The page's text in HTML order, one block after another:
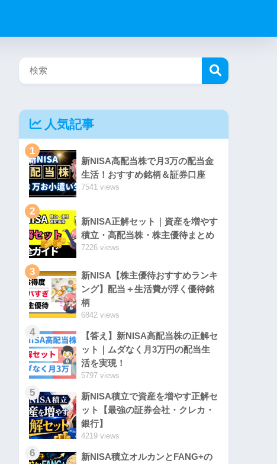
人気記事
1
新NISA高配当株で月3万の配当金
生活！おすすめ銘柄＆証券口座
7541 views
2
新NISA正解セット｜資産を増やす
積立・高配当株・株主優待まとめ
7226 views
3
新NISA【株主優待おすすめランキ
ング】配当＋生活費が浮く優待銘
柄
6842 views
4
【答え】新NISA高配当株の正解セ
ット｜ムダなく月3万円の配当生
活を実現！
5797 views
5
新NISA積立で資産を増やす正解セ
ット【最強の証券会社・クレカ・
銀行】
4219 views
6
新NISA積立オルカンとFANG+の